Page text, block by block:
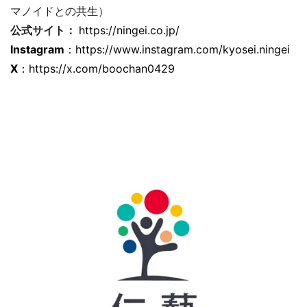
マノイドとの共生）
公式サイト： https://ningei.co.jp/
Instagram ： https://www.instagram.com/kyosei.ningei
X ： https://x.com/boochan0429